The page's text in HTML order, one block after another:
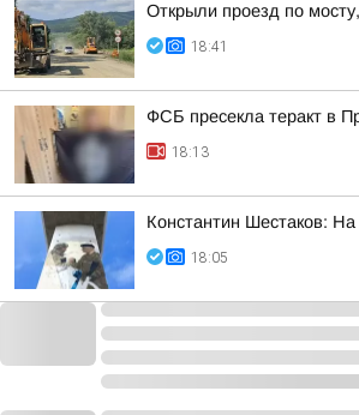
Открыли проезд по
18:41
ФСБ пресекла теракт в
18:13
Константин Шестаков:
18:05